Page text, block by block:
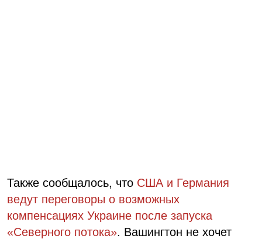
Также сообщалось, что США и Германия
ведут переговоры о возможных
компенсациях Украине после запуска
«Северного потока». Вашингтон не хочет